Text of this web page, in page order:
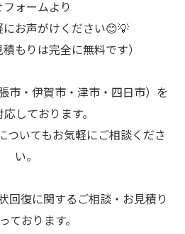
フォームより
にお声がけください😊💡
積もりは完全に無料です）
市・伊賀市・津市・四日市）を
しております。
ついてもお気軽にご相談くださ
い。
回復に関するご相談・お見積り
ております。